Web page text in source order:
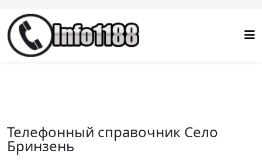
Телефонный справочник Село
Бринзень